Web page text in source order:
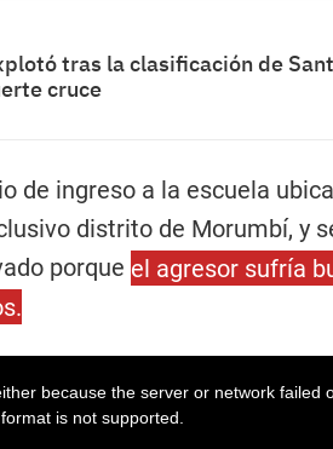
tras la clasificación de
cruce
de ingreso a la escuela
distrito de Morumbí, y
porque el agresor sufría